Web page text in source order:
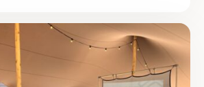
meten naar bewegen in projecten en